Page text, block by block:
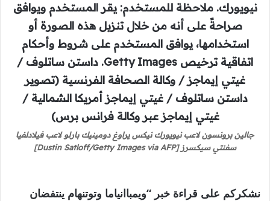
جالين برونسون لاعب نيويورك نيكس يراوغ دومينيك بارلو لاعب فيلادلفيا
سفنتي سيكسرز [Dustin Satloff/Getty Images via AFP]
نشكركم على قراءة خبر “ويمباانياما وتوتنهام ينتفضان